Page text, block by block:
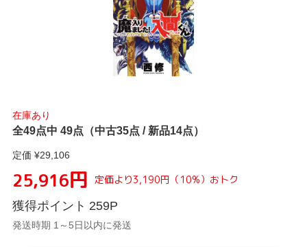
在庫あり
全49点中 49点（中古35点 / 新品14点）
定価 ¥29,106
25,916円 定価より3,190円 （ 10%） おトク
獲得ポイント 259P
発送時期 1～5日以内に発送